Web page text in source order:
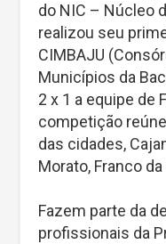
do NIC – Núcleo
realizou seu
CIMBAJU
Municípios da
2 x 1 a equipe de
competição
das cidades,
Morato, Franco
Fazem parte da
profissionais da